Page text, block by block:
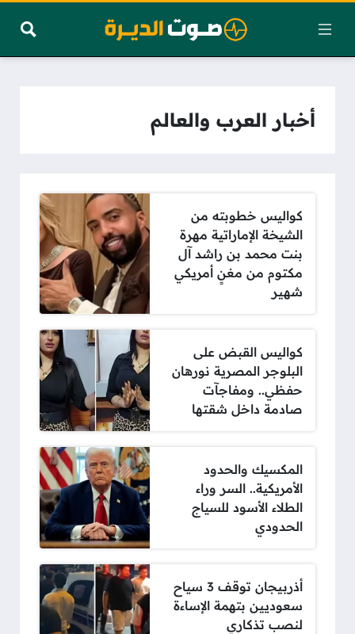
أخبار العرب والعالم
كواليس خطوبته من
الشيخة الإماراتية مهرة
بنت محمد بن راشد آل
مكتوم من مغنٍ أمريكي
شهير
كواليس القبض على
البلوجر المصرية نورهان
حفظي.. ومفاجآت
صادمة داخل شقتها
المكسيك والحدود
الأمريكية.. السر وراء
الطلاء الأسود للسياج
الحدودي
أذربيجان توقف 3 سياح
سعوديين بتهمة الإساءة
لنصب تذكاري